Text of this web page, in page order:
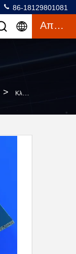
86-18129801081
Απόσπασμα
> Κλειστός Κυττάρων Σιλικόνης Σφουγγαριών Υψηλής Θερμοκρασίας Ανθεκτικός Χρώματος Φύλλων Πολυ